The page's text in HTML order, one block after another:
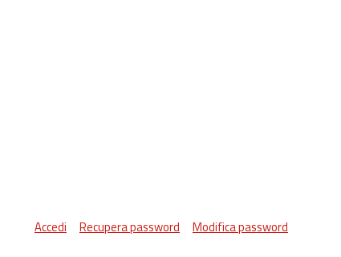
Accedi Recupera password Modifica password